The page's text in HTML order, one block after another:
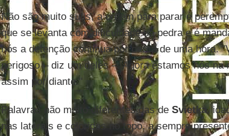
Não são muito sutis, a ordem para parar é
que se levanta com dificuldade da pedra e é
nós a detenção continua por cerca de uma hora.
perigoso – diz um deles –. Agora estamos nós
assim por diante."
Palavras não muito diferentes das de Svietka,
nas laterais e coloridos no topo, a sempre